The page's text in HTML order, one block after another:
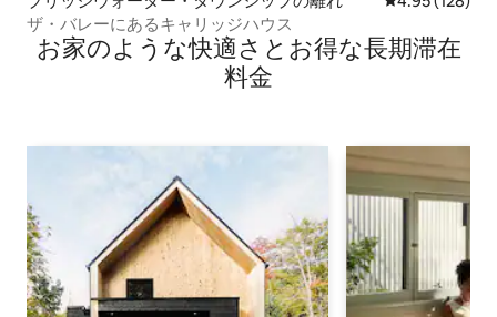
ザ・バレーにあるキャリッジハウス
お家のような快⁠適⁠さ⁠とお⁠得⁠な長⁠期⁠滞⁠在
料⁠金